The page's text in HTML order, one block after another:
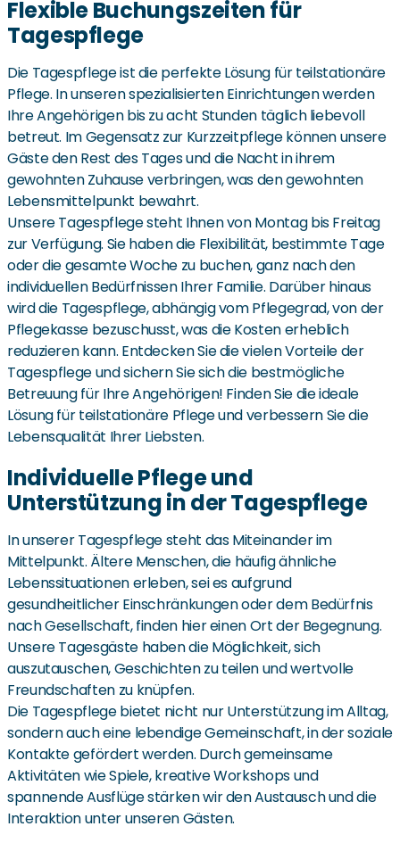
Flexible Buchungszeiten für
Tagespflege
Die Tagespflege ist die perfekte Lösung für teilstationäre
Pflege. In unseren spezialisierten Einrichtungen werden
Ihre Angehörigen bis zu acht Stunden täglich liebevoll
betreut. Im Gegensatz zur Kurzzeitpflege können unsere
Gäste den Rest des Tages und die Nacht in ihrem
gewohnten Zuhause verbringen, was den gewohnten
Lebensmittelpunkt bewahrt.
Unsere Tagespflege steht Ihnen von Montag bis Freitag
zur Verfügung. Sie haben die Flexibilität, bestimmte Tage
oder die gesamte Woche zu buchen, ganz nach den
individuellen Bedürfnissen Ihrer Familie. Darüber hinaus
wird die Tagespflege, abhängig vom Pflegegrad, von der
Pflegekasse bezuschusst, was die Kosten erheblich
reduzieren kann. Entdecken Sie die vielen Vorteile der
Tagespflege und sichern Sie sich die bestmögliche
Betreuung für Ihre Angehörigen! Finden Sie die ideale
Lösung für teilstationäre Pflege und verbessern Sie die
Lebensqualität Ihrer Liebsten.
Individuelle Pflege und
Unterstützung in der Tagespflege
In unserer Tagespflege steht das Miteinander im
Mittelpunkt. Ältere Menschen, die häufig ähnliche
Lebenssituationen erleben, sei es aufgrund
gesundheitlicher Einschränkungen oder dem Bedürfnis
nach Gesellschaft, finden hier einen Ort der Begegnung.
Unsere Tagesgäste haben die Möglichkeit, sich
auszutauschen, Geschichten zu teilen und wertvolle
Freundschaften zu knüpfen.
Die Tagespflege bietet nicht nur Unterstützung im Alltag,
sondern auch eine lebendige Gemeinschaft, in der soziale
Kontakte gefördert werden. Durch gemeinsame
Aktivitäten wie Spiele, kreative Workshops und
spannende Ausflüge stärken wir den Austausch und die
Interaktion unter unseren Gästen.